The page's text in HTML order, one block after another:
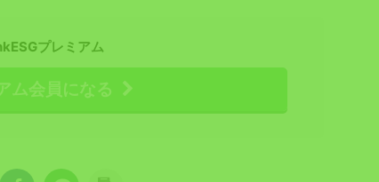
プレミアム
ム会員になる